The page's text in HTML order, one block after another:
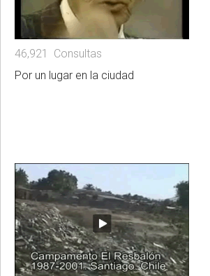
46,921 Consultas
Por un lugar en la ciudad